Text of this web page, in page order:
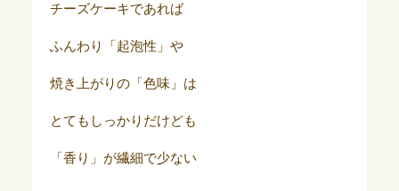
チーズケーキであれば
ふんわり「起泡性」や
焼き上がりの「色味」は
とてもしっかりだけども
「香り」が繊細で少ない